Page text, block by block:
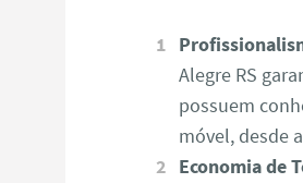
Alegre RS
possuem
móvel, desde
Economia de